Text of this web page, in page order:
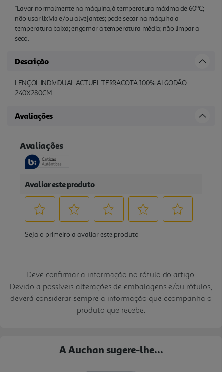
"Lavar normalmente na máquina, à temperatura máxima de 60ºC;
não usar lixívia e/ou alvejantes; pode secar na máquina a
temperatura baixa; engomar a temperatura média; não limpar a
seco.
Descrição
LENÇOL INDIVIDUAL ACTUEL TERRACOTA 100% ALGODÃO
240X280CM
Avaliações
Deve confirmar a informação no rótulo do artigo.
Devido a possíveis alterações de embalagens e/ou rótulos,
deverá considerar sempre a informação que acompanha o
produto que recebe.
A Auchan sugere-lhe...